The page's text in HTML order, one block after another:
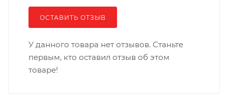
ОСТАВИТЬ ОТЗЫВ
У данного товара нет отзывов. Станьте
первым, кто оставил отзыв об этом
товаре!